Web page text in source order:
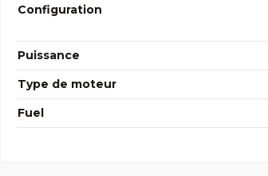
Configuration
Puissance
Type de moteur
Fuel